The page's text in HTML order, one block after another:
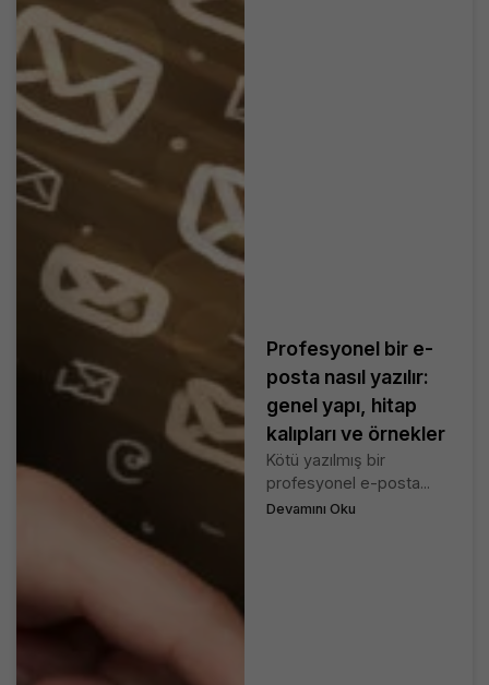
Profesyonel bir e-
posta nasıl yazılır:
genel yapı, hitap
kalıpları ve örnekler
Kötü yazılmış bir
profesyonel e-posta...
Devamını Oku